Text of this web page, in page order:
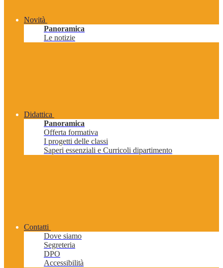
Novità
Panoramica
Le notizie
Didattica
Panoramica
Offerta formativa
I progetti delle classi
Saperi essenziali e Curricoli dipartimento
Contatti
Dove siamo
Segreteria
DPO
Accessibilità